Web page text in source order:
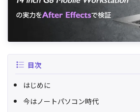
目次
はじめに
今はノートパソコン時代